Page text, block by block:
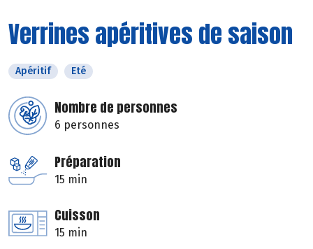
Verrines apéritives de saison
Apéritif Eté
Nombre de personnes
6 personnes
Préparation
15 min
Cuisson
15 min